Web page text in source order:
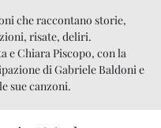
che raccontano storie,
risate, deliri.
e Chiara Piscopo, con la
di Gabriele Baldoni e
le sue canzoni.